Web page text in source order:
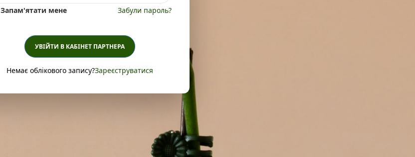
Запам'ятати мене Забули пароль?
УВІЙТИ В КАБІНЕТ ПАРТНЕРА
Немає облікового запису?Зареєструватися